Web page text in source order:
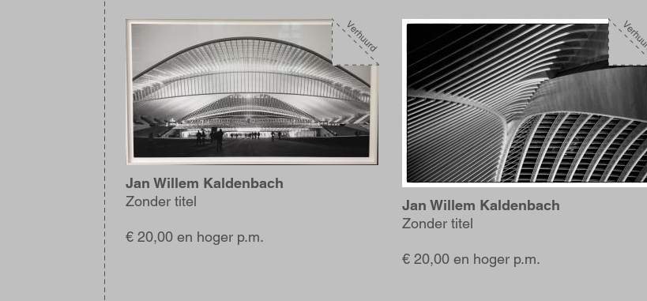
Afbeelding
Jan Willem Kaldenbach
Zonder titel
€ 20,00 en hoger p.m.
Afbeelding
Jan Willem Kaldenbach
Zonder titel
€ 20,00 en hoger p.m.